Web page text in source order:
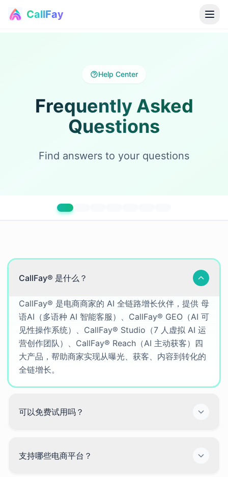
CallFay
Help Center
Frequently Asked
Questions
Find answers to your questions
通用问题
CallFay® 是什么？
CallFay® 是电商商家的 AI 全链路增长伙伴，提供 母
语AI（多语种 AI 智能客服）、CallFay® GEO（AI 可
见性操作系统）、CallFay® Studio（7 人虚拟 AI 运
营创作团队）、CallFay® Reach（AI 主动获客）四
大产品，帮助商家实现从曝光、获客、内容到转化的
全链增长。
可以免费试用吗？
支持哪些电商平台？